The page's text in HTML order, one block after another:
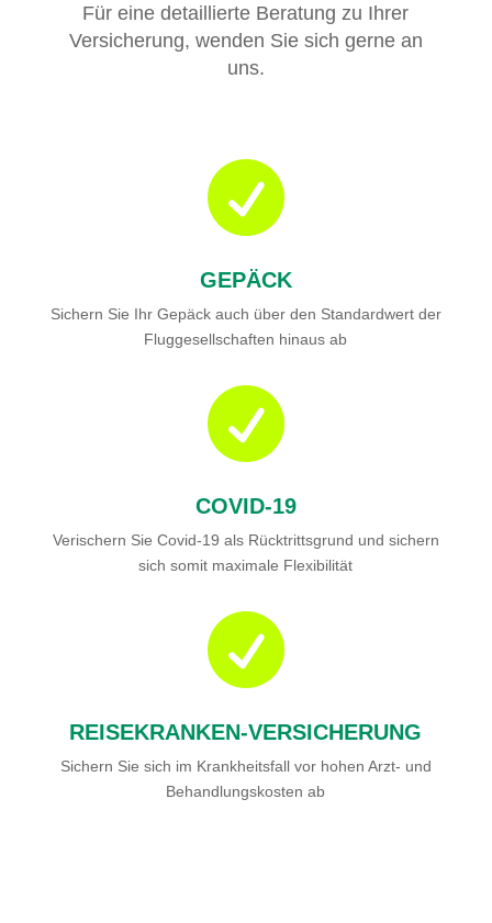
Für eine detaillierte Beratung zu Ihrer
Versicherung, wenden Sie sich gerne an
uns.

GEPÄCK
Sichern Sie Ihr Gepäck auch über den Standardwert der
Fluggesellschaften hinaus ab

COVID-19
Verischern Sie Covid-19 als Rücktrittsgrund und sichern
sich somit maximale Flexibilität

REISEKRANKEN-VERSICHERUNG
Sichern Sie sich im Krankheitsfall vor hohen Arzt- und
Behandlungskosten ab